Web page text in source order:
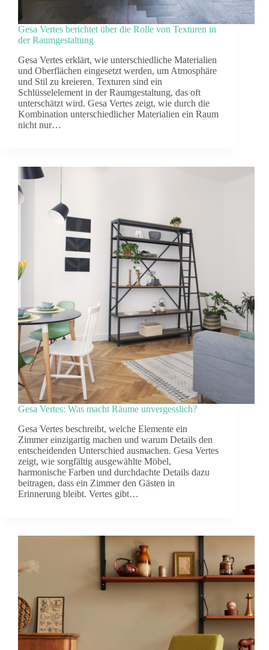
Gesa Vertes berichtet über die Rolle von Texturen in
der Raumgestaltung
Gesa Vertes erklärt, wie unterschiedliche Materialien
und Oberflächen eingesetzt werden, um Atmosphäre
und Stil zu kreieren. Texturen sind ein
Schlüsselelement in der Raumgestaltung, das oft
unterschätzt wird. Gesa Vertes zeigt, wie durch die
Kombination unterschiedlicher Materialien ein Raum
nicht nur…
Gesa Vertes: Was macht Räume unvergesslich?
Gesa Vertes beschreibt, welche Elemente ein
Zimmer einzigartig machen und warum Details den
entscheidenden Unterschied ausmachen. Gesa Vertes
zeigt, wie sorgfältig ausgewählte Möbel,
harmonische Farben und durchdachte Details dazu
beitragen, dass ein Zimmer den Gästen in
Erinnerung bleibt. Vertes gibt…